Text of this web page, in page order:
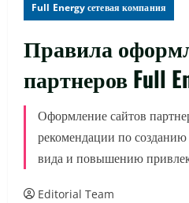
Full Energy сетевая компания
Правила
партнеров Full
Оформление сайтов
рекомендации по
вида и повышению
Editorial Team